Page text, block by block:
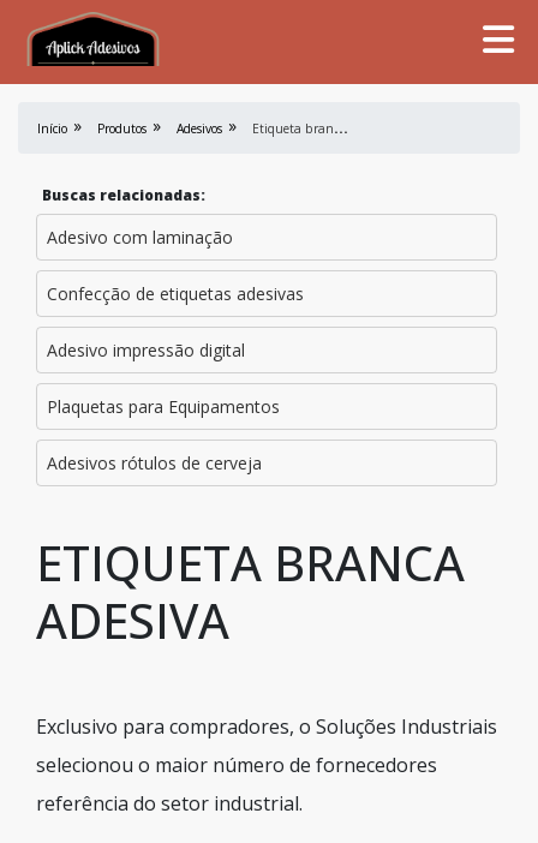
Início Produtos Adesivos E
tiqueta branca adesiva
Buscas relacionadas:
Adesivo com laminação
Confecção de etiquetas adesivas
Adesivo impressão digital
Plaquetas para Equipamentos
Adesivos rótulos de cerveja
ETIQUETA BRANCA
ADESIVA
Exclusivo para compradores, o Soluções Industriais
selecionou o maior número de fornecedores
referência do setor industrial.